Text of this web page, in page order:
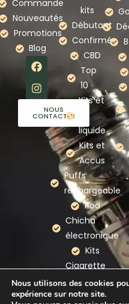
Commande
Nouveautés
Promotions
Blog
NOUS
CONTACTER
kits
Débutant
Confirmé
CBD
Top
10
Kits et
liquide
Kits et
Accus
Puffs
rechargeable
Pod
Chicha
électronique
Kits
Cigarette
electronique
Nos
Nous utilisons des cookies
expérience sur notre site.